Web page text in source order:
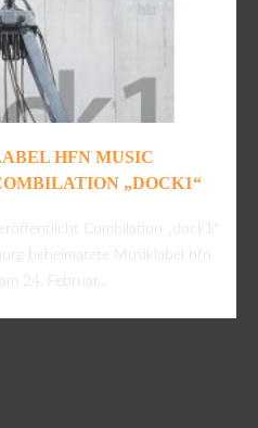
HFN MUSIC
„DOCK1“
Combilation „dock1“
beheimatete Musiklabel hfn
24. Februar...